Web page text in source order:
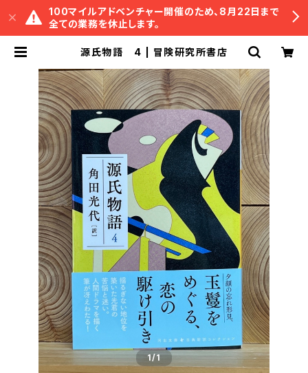
100マイルアドベンチャー開催のため、8月22日まで
全ての業務を休止します。
源氏物語 4 | 冒険研究所書店
1/1